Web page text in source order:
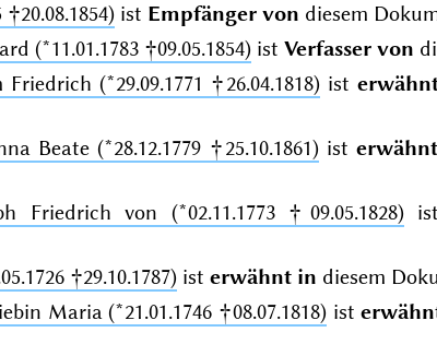
†20.08.1854)ist Empfänger von diesem
(*11.01.1783 †09.05.1854)ist Verfasser von
(*29.09.1771 †26.04.1818)ist
Beate (*28.12.1779 †25.10.1861)ist
Friedrich von (*02.11.1773 †09.05.1828)
†29.10.1787)ist erwähnt in diesem
Maria (*21.01.1746 †08.07.1818)ist